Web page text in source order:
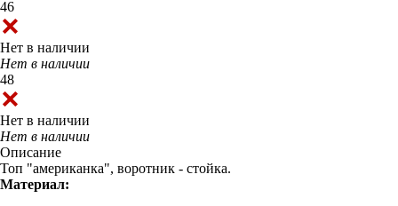
46
Нет в наличии
Нет в наличии
48
Нет в наличии
Нет в наличии
Описание
Топ "американка", воротник - стойка.
Материал: